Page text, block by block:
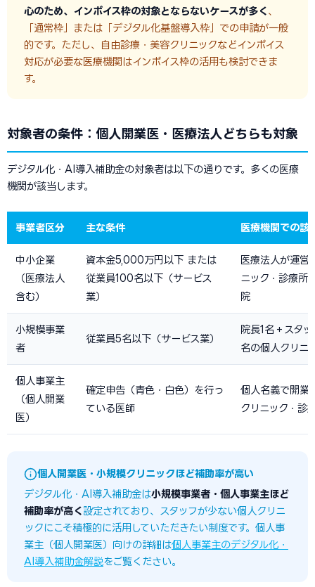
心のため、インボイス枠の対象とならないケースが多く 、
「通常枠」または「デジタル化基盤導入枠」での申請が一般
的です。ただし、自由診療・美容クリニックなどインボイス
対応が必要な医療機関はインボイス枠の活用も検討できま
す。
対象者の条件：個人開業医・医療法人どちらも対象
デジタル化・AI導入補助金の対象者は以下の通りです。多くの医療
機関が該当します。
事業者区分 主な条件 医療機関での該
中小企業
（医療法人
含む）
資本金5,000万円以下 または
従業員100名以下（サービス
業）
医療法人が運営
ニック・診療所
院
小規模事業
者
従業員5名以下（サービス業）
院長1名＋スタ
名の個人クリニ
個人事業主
（個人開業
医）
確定申告（青色・白色）を行っ
ている医師
個人名義で開業
クリニック・診
個人開業医・小規模クリニックほど補助率が高い
デジタル化・AI導入補助金は小規模事業者・個人事業主ほど
補助率が高く設定されており、スタッフが少ない個人クリニ
ックにこそ積極的に活用していただきたい制度です。個人事
業主（個人開業医）向けの詳細は個人事業主のデジタル化・
AI導入補助金解説をご覧ください。